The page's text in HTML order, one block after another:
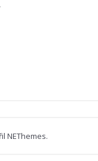
NEThemes.